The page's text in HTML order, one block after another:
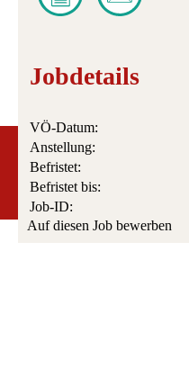
Jobdetails
VÖ-Datum:
Anstellung:
Befristet:
Befristet bis:
Job-ID:
Auf diesen Job bewerben